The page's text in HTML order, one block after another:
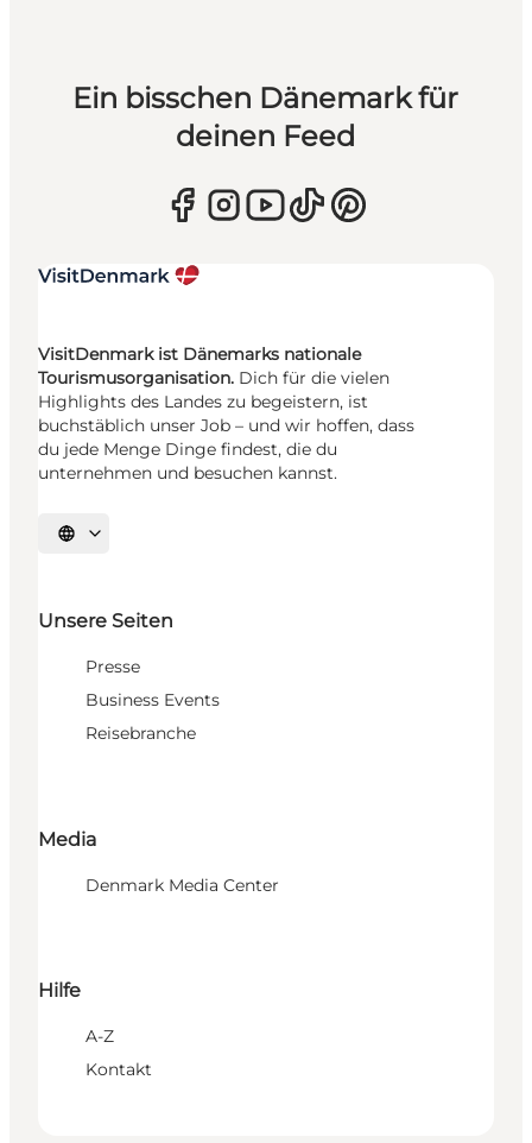
Ein bisschen Dänemark für
deinen Feed
VisitDenmark ist Dänemarks nationale
Tourismusorganisation. Dich für die vielen
Highlights des Landes zu begeistern, ist
buchstäblich unser Job – und wir hoffen, dass
du jede Menge Dinge findest, die du
unternehmen und besuchen kannst.
Sprache auswählen
Unsere Seiten
Presse
Business Events
Reisebranche
Media
Denmark Media Center
Hilfe
A-Z
Kontakt